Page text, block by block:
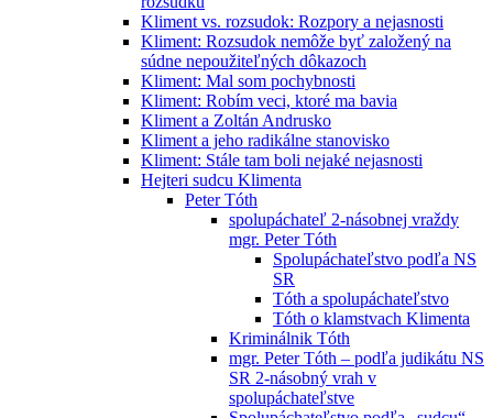
Kliment vs. rozsudok: Rozpory a nejasnosti
Kliment: Rozsudok nemôže byť založený na
súdne nepoužiteľných dôkazoch
Kliment: Mal som pochybnosti
Kliment: Robím veci, ktoré ma bavia
Kliment a Zoltán Andrusko
Kliment a jeho radikálne stanovisko
Kliment: Stále tam boli nejaké nejasnosti
Hejteri sudcu Klimenta
Peter Tóth
spolupáchateľ 2-násobnej vraždy
mgr. Peter Tóth
Spolupáchateľstvo podľa NS
SR
Tóth a spolupáchateľstvo
Tóth o klamstvach Klimenta
Kriminálnik Tóth
mgr. Peter Tóth – podľa judikátu NS
SR 2-násobný vrah v
spolupáchateľstve